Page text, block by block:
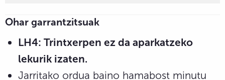
Ohar garrantzitsuak
LH4: Trintxerpen ez da aparkatzeko
lekurik izaten.
Jarritako ordua baino hamabost minutu